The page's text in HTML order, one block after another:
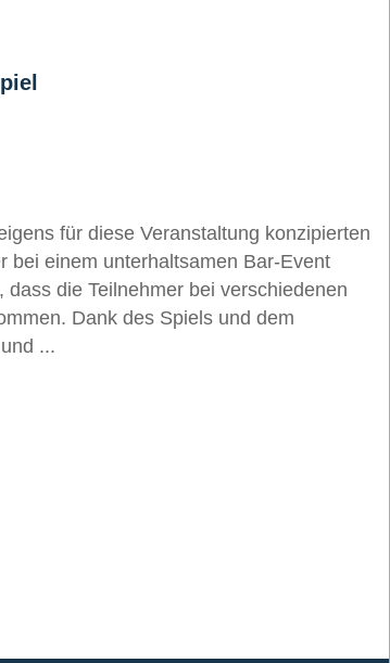
für diese Veranstaltung konzipierten
bei einem unterhaltsamen Bar-Event
die Teilnehmer bei verschiedenen
Dank des Spiels und dem
...